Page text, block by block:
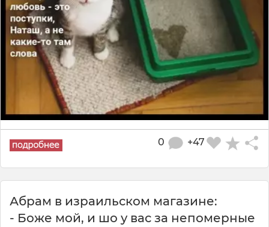
+47
0
Абрам в израильском магазине:
- Боже мой, и шо у вас за непомерные